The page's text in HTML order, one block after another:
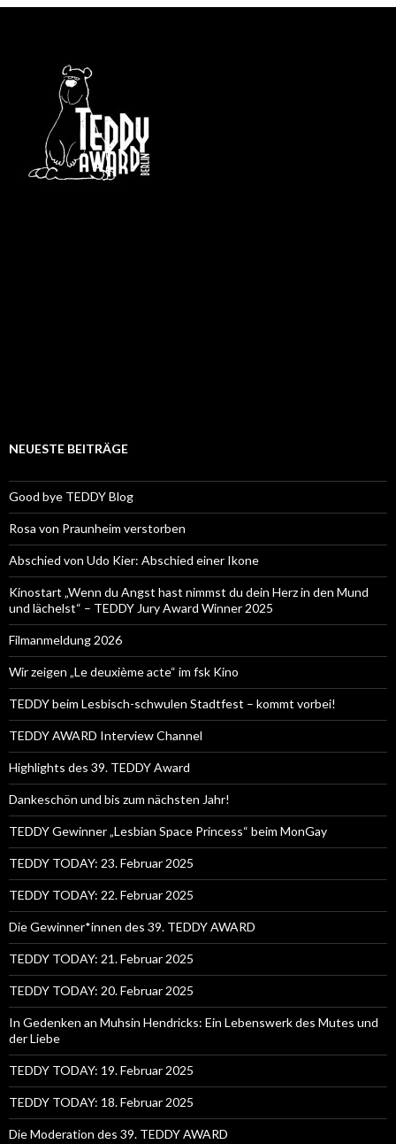
NEUESTE BEITRÄGE
Good bye TEDDY Blog
Rosa von Praunheim verstorben
Abschied von Udo Kier: Abschied einer Ikone
Kinostart „Wenn du Angst hast nimmst du dein Herz in den Mund
und lächelst“ – TEDDY Jury Award Winner 2025
Filmanmeldung 2026
Wir zeigen „Le deuxième acte“ im fsk Kino
TEDDY beim Lesbisch-schwulen Stadtfest – kommt vorbei!
TEDDY AWARD Interview Channel
Highlights des 39. TEDDY Award
Dankeschön und bis zum nächsten Jahr!
TEDDY Gewinner „Lesbian Space Princess“ beim MonGay
TEDDY TODAY: 23. Februar 2025
TEDDY TODAY: 22. Februar 2025
Die Gewinner*innen des 39. TEDDY AWARD
TEDDY TODAY: 21. Februar 2025
TEDDY TODAY: 20. Februar 2025
In Gedenken an Muhsin Hendricks: Ein Lebenswerk des Mutes und
der Liebe
TEDDY TODAY: 19. Februar 2025
TEDDY TODAY: 18. Februar 2025
Die Moderation des 39. TEDDY AWARD